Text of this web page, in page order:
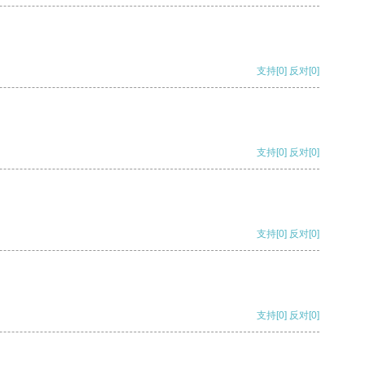
支持[0] 反对[0]
支持[0] 反对[0]
支持[0] 反对[0]
支持[0] 反对[0]